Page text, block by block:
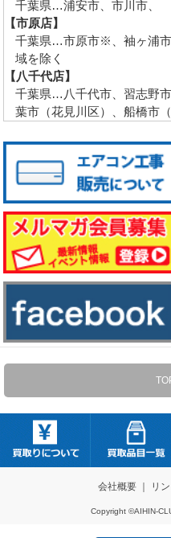
千葉県…浦安市、市川市、
【市原店】
千葉県…市原市※、袖ヶ浦
域を除く
【八千代店】
千葉県…八千代市、習志野
葉市（花見川区）、船橋市
会社概要｜ リ
Copyright ©AIHIN-